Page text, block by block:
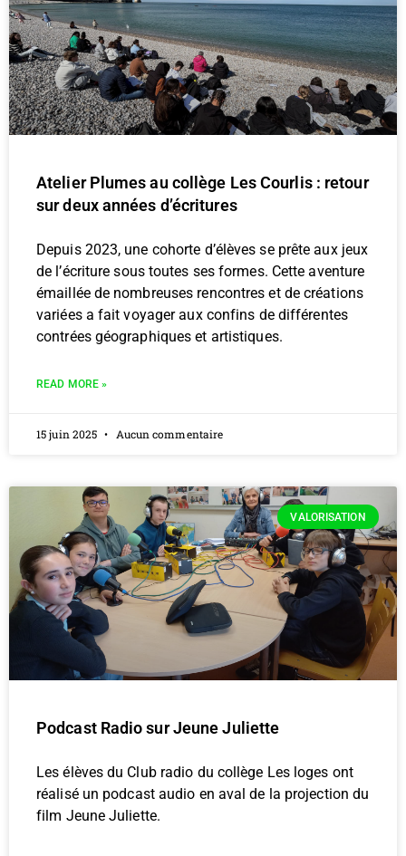
Atelier Plumes au collège Les Courlis : retour
sur deux années d’écritures
Depuis 2023, une cohorte d’élèves se prête aux jeux
de l’écriture sous toutes ses formes. Cette aventure
émaillée de nombreuses rencontres et de créations
variées a fait voyager aux confins de différentes
contrées géographiques et artistiques.
READ MORE »
15 juin 2025 Aucun commentaire
VALORISATION
Podcast Radio sur Jeune Juliette
Les élèves du Club radio du collège Les loges ont
réalisé un podcast audio en aval de la projection du
film Jeune Juliette.